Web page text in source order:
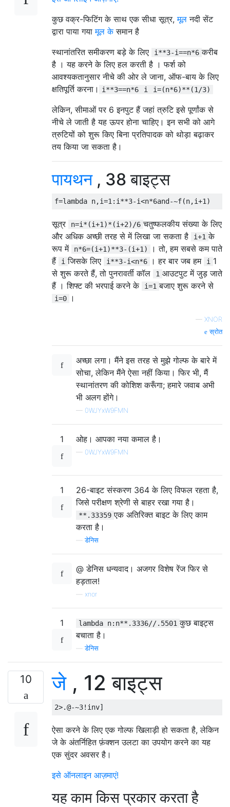
कुछ वक्र-फिटिंग के साथ एक सीधा सूत्र,मूल नदी सेंट
द्वारा पाया गयामूल केसमान है
स्थानांतरित समीकरण बड़े के लिए
i**3-i==n*6 करीब
है । यह करने के लिए हल करती है । फर्श को
आवश्यकतानुसार नीचे की ओर ले जाना, ऑफ-बाय के लिए
क्षतिपूर्ति करना।
i**3==n*6 i i=(n*6)**(1/3)
लेकिन, सीमाओं पर 6 इनपुट हैं जहां त्रुटि इसे पूर्णांक से
नीचे ले जाती है यह ऊपर होना चाहिए। इन सभी को आगे
त्रुटियों को शुरू किए बिना प्रतिपादक को थोड़ा बढ़ाकर
तय किया जा सकता है।
पायथन, 38 बाइट्स
f=lambda n,i=1 : i **3-i<n*6and -~f(n,i+1 )
सूत्र n=i*(i+1)*(i+2)/6 चतुष्फलकीय संख्या के लिए
और अधिक अच्छी तरह से में लिखा जा सकता है
i+1 के
रूप में
n*6=(i+1)**3-(i+1)
। तो, हम सबसे कम पाते
हैं
i जिसके लिए i**3-i<n*6 । हर बार जब हम i 1
से शुरू करते हैं, तो पुनरावर्ती कॉल
1 आउटपुट में जुड़ जाते
हैं । शिफ्ट की भरपाई करने के
i=1 बजाए शुरू करने से
i=0 ।
— XNOR
स्रोत
अच्छा लगा। मैंने इस तरह से मुझे गोल्फ के बारे में
सोचा, लेकिन मैंने ऐसा नहीं किया। फिर भी, मैं
स्थानांतरण की कोशिश करूँगा; हमारे जवाब अभी
भी अलग होंगे।
— 0WJYxW9FMN
1 ओह। आपका नया कमाल है।
— 0WJYxW9FMN
1
26-बाइट संस्करण 364 के लिए विफल रहता है,
जिसे परीक्षण श्रेणी से बाहर रखा गया है।
**.33359 एक अतिरिक्त बाइट के लिए काम
करता है।
—डेनिस
@ डेनिस धन्यवाद। अजगर विशेष रेंज फिर से
हड़ताल!
xnor
1 lambda n:n**.3336//.5501 कुछ बाइट्स
बचाता है।
—डेनिस
10 जे, 12 बाइट्स
ऐसा करने के लिए एक गोल्फ खिलाड़ी हो सकता है, लेकिन
जे के अंतर्निहित फ़ंक्शन उलटा का उपयोग करने का यह
एक सुंदर अवसर है।
इसे ऑनलाइन आज़माएं!
यह काम किस प्रकार करता है